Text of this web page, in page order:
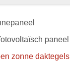
paneel
zonne daktegels